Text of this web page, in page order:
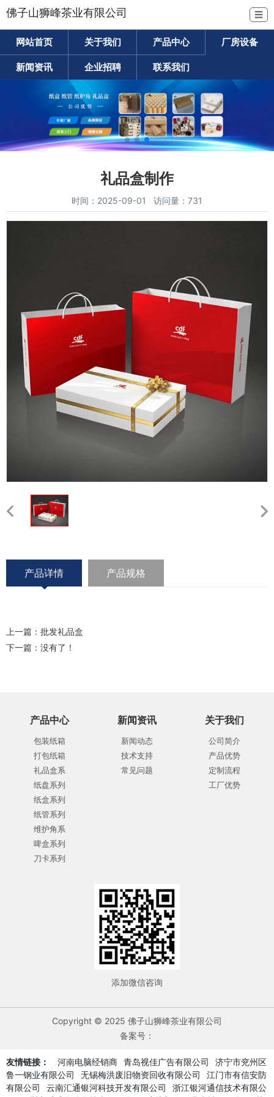
佛子山狮峰茶业有限公司 ☰
网站首页 关于我们 产品中心 厂房设备
新闻资讯 企业招聘 联系我们
礼品盒制作
时间：2025-09-01 访问量：731
产品详情 产品规格
上一篇： 批发礼品盒
下一篇：没有了！
产品中心
包装纸箱
打包纸箱
礼品盒系
纸盘系列
纸盒系列
纸管系列
维护角系
啤盒系列
刀卡系列
新闻资讯
新闻动态
技术支持
常见问题
关于我们
公司简介
产品优势
定制流程
工厂优势
添加微信咨询
Copyright © 2025 佛子山狮峰茶业有限公司
备案号：
友情链接： 河南电脑经销商 青岛视佳广告有限公司
济宁市兖州区
鲁一钢业有限公司
无锡梅洪废旧物资回收有限公司
江门市有信安防
有限公司
云南汇通银河科技开发有限公司
浙江银河通信技术有限公